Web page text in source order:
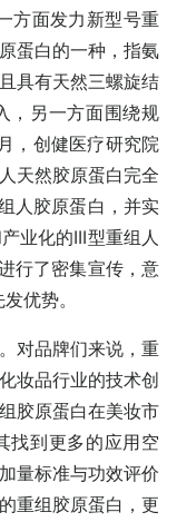
方面发力新型号重
蛋白的一种，指氨
具有天然三螺旋结
，另一方面围绕规
，创健医疗研究院
天然胶原蛋白完全
人胶原蛋白，并实
业化的III型重组人
行了密集宣传，意
优势。
对品牌们来说，重
妆品行业的技术创
胶原蛋白在美妆市
找到更多的应用空
量标准与功效评价
重组胶原蛋白，更